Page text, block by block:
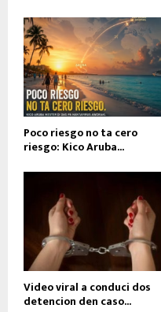
Poco riesgo no ta cero
riesgo: Kico Aruba...
Video viral a conduci dos
detencion den caso...